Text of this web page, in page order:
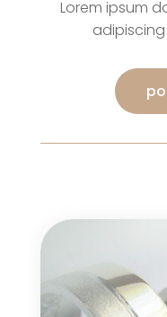
Lorem ipsum